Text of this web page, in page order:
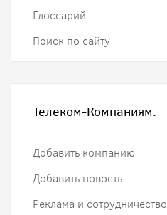
Глоссарий
Поиск по сайту
Телеком-Компаниям:
Добавить компанию
Добавить новость
Реклама и сотрудничество